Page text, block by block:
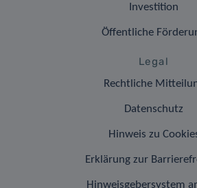
Investition
Öffentliche
Legal
Rechtliche
Datenschutz
Hinweis zu
Erklärung zur
Hinweisgebersystem